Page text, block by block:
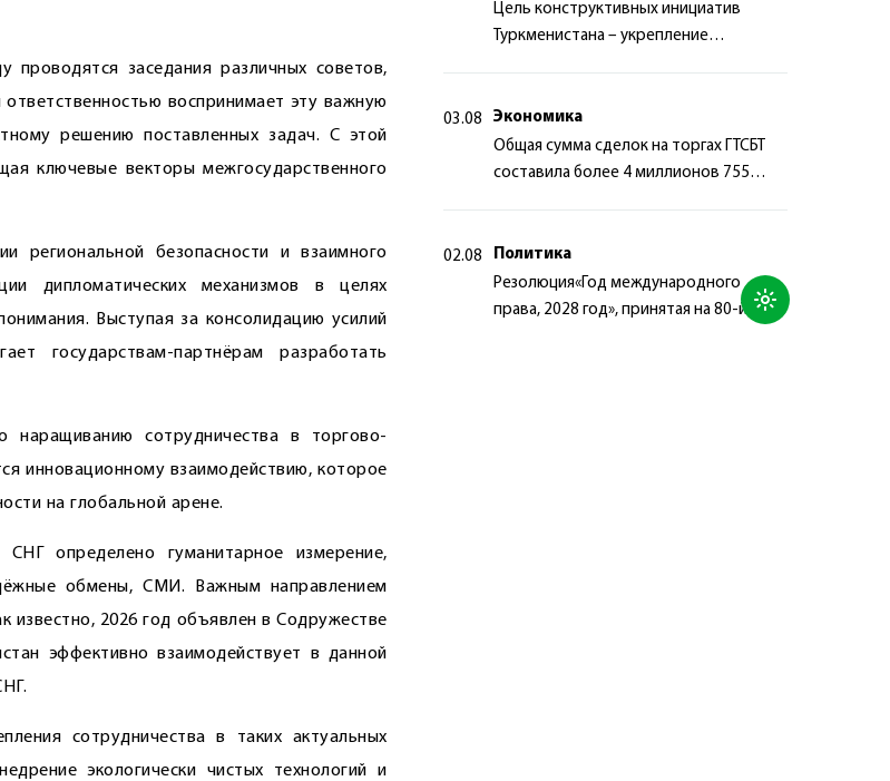
проводятся заседания различных советов,
воспринимает эту важную
решению поставленных задач. С этой
ключевые векторы межгосударственного
регио­нальной безопасности и взаимного
дипломатических механизмов в целях
Выступая за консолидацию усилий
государствам-парт­нёрам разработать
наращиванию сотрудничества в торгово-
инновационному взаимодействию, которое
на глобальной арене.
определено гуманитарное измерение,
обмены, СМИ. Важным направлением
известно, 2026 год объявлен в Содружестве
эффективно взаимодействует в данной
сотрудничества в таких актуальных
экологически чистых технологий и
Цель конструктивных инициатив
Туркменистана – укрепление
03.08
Экономика
Общая сумма сделок на торгах ГТСБТ
составила более 4 миллионов 755
02.08
Политика
Резолюция«Год международного
права, 2028 год», принятая на 80-й